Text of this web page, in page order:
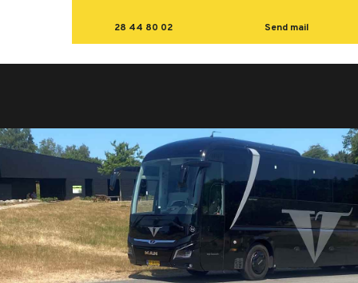
28 44 80 02 Send mail